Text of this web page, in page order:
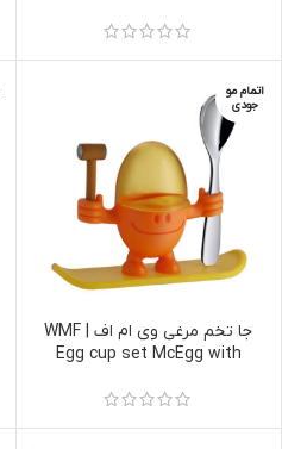
SPOON, 2-PIECE
اتمام مو
جودی
جا تخم مرغی وی ام اف | WMF
Egg cup set McEgg with